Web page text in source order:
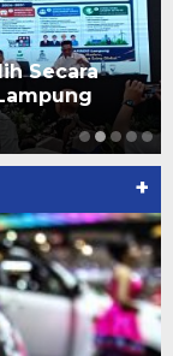
Secara
+